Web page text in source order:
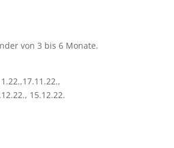
von 3 bis 6 Monate.
15.12.22.